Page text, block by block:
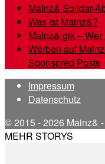
Mainz& Solidar-
Was ist Mainz&?
Mainz& gik –
Werben auf
Sponsored Posts
Impressum
Datenschutz
© 2015 - 2026 Mainz&
MEHR STORYS